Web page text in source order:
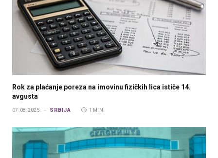
Rok za plaćanje poreza na imovinu fizičkih lica ističe 14.
avgusta
07.08.2025. SRBIJA 1 MIN.